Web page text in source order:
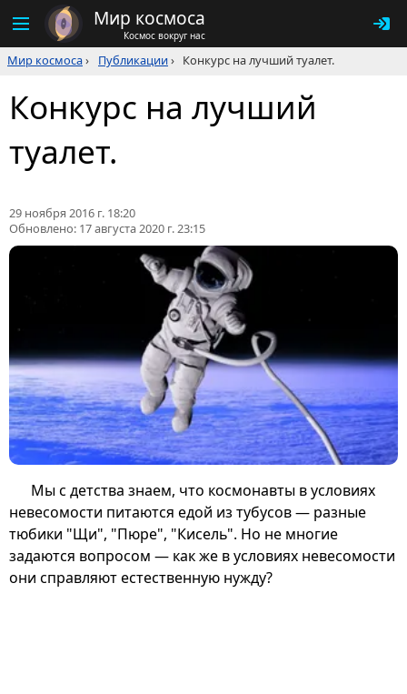
Мир космоса
Космос вокруг нас
Мир космоса› Публикации› Конкурс на лучший туалет.
Конкурс на лучший
туалет.
29 ноября 2016 г. 18:20
Обновлено: 17 августа 2020 г. 23:15
Мы с детства знаем, что космонавты в условиях
невесомости питаются едой из тубусов — разные
тюбики "Щи", "Пюре", "Кисель". Но не многие
задаются вопросом — как же в условиях невесомости
они справляют естественную нужду?